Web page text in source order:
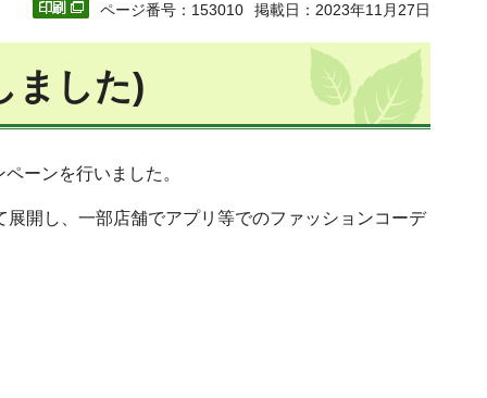
ページ番号：153010 掲載日：2023年11月27日
ました)
ーンを行いました。
開し、一部店舗でアプリ等でのファッションコーデ